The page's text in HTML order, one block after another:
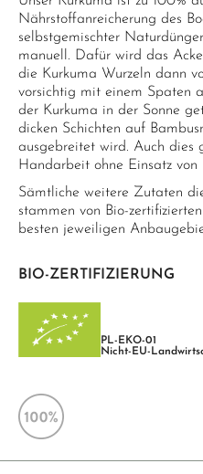
Nährstoffanreicherung des
selbstgemischter
manuell. Dafür wird das
die Kurkuma Wurzeln dann
vorsichtig mit einem Spaten
der Kurkuma in der Sonne
dicken Schichten auf
ausgebreitet wird. Auch dies
Handarbeit ohne Einsatz von
Sämtliche weitere Zutaten
stammen von Bio-
besten jeweiligen
BIO-ZERTIFIZIERUNG
PL-EKO-01
Nicht-EU-